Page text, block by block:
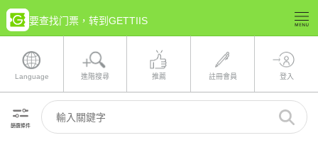
要查找门票，转到GETTIIS
Language 進階搜尋 推薦 註冊會員 登入
篩選條件